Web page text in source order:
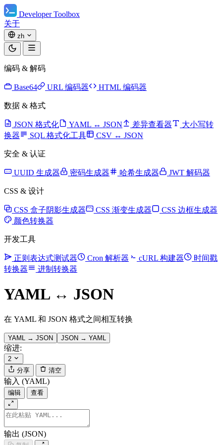
Developer Toolbox
关于
zh
编码 & 解码
Base64 URL 编码器 HTML 编码器
数据 & 格式
JSON 格式化 YAML ↔ JSON 差异查看器
大小写转
换器
SQL 格式化工具 CSV ↔ JSON
安全 & 认证
UUID 生成器 密码生成器 哈希生成器 JWT 解码器
CSS & 设计
CSS 盒子阴影生成器 CSS 渐变生成器
CSS 边框生成器
颜色转换器
开发工具
正则表达式测试器 Cron 解析器 cURL 构建器
时间戳
转换器
进制转换器
YAML ↔ JSON
在 YAML 和 JSON 格式之间相互转换
YAML → JSON JSON → YAML
缩进:
2
分享
清空
输入 (YAML)
编辑 查看
输出 (JSON)